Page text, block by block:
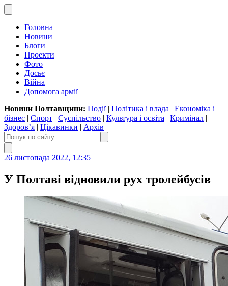
Головна
Новини
Блоги
Проекти
Фото
Досьє
Війна
Допомога армії
Новини Полтавщини: Події| Політика і влада | Економіка і
бізнес | Спорт | Суспільство | Культура і освіта | Кримінал |
Здоров’я | Цікавинки | Архів
26 листопада 2022, 12:35
У Полтаві відновили рух тролейбусів